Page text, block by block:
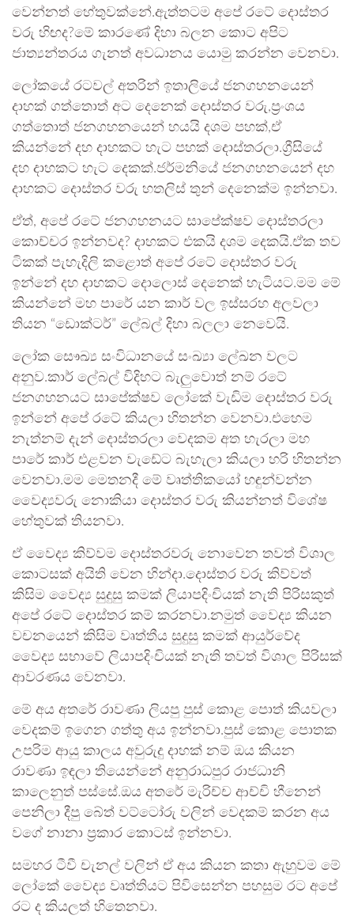
වෙන්නත් හේතුවක්නේ.ඇත්තටම අපේ රටේ දොස්තර
වරු හිඟද?මේ කාරණේ දිහා බලන කොට අපිට
ජාත්‍යන්තරය ගැනත් අවධානය යොමු කරන්න වෙනවා.
ලෝකයේ රටවල් අතරින් ඉතාලියේ ජනගහනයෙන්
දාහක් ගත්තොත් අට දෙනෙක් දොස්තර වරු,ප්‍රංශය
ගත්තොත් ජනගහනයෙන් හයයි දශම පහක්,ඒ
කියන්නේ දහ දාහකට හැට පහක් දොස්තරලා.ග්‍රීසියේ
දහ දාහකට හැට දෙකක්.ජර්මනියේ ජනගහනයෙන් දහ
දාහකට දොස්තර වරු හතලිස් තුන් දෙනෙක්ම ඉන්නවා.
ඒත්, අපේ රටේ ජනගහනයට සාපේක්ෂව දොස්තරලා
කොච්චර ඉන්නවද? දාහකට එකයි දශම දෙකයි.ඒක තව
ටිකක් පැහැදිලි කළොත් අපේ රටේ දොස්තර වරු
ඉන්නේ දහ දාහකට දොලොස් දෙනෙක් හැටියට.මම මේ
කියන්නේ මහ පාරේ යන කාර් වල ඉස්සරහ අලවලා
තියන “ඩොක්ටර්” ලේබල් දිහා බලලා නෙවෙයි.
ලෝක සෞඛ්‍ය සංවිධානයේ සංඛ්‍යා ලේඛන වලට
අනුව.කාර් ලේබල් විදිහට බැලුවොත් නම් රටේ
ජනගහනයට සාපේක්ෂව ලෝකේ වැඩිම දොස්තර වරු
ඉන්නේ අපේ රටේ කියලා හිතන්න වෙනවා.එහෙම
නැත්නම් දැන් දොස්තරලා වෙදකම අත හැරලා මහ
පාරේ කාර් එළවන වැඩේට බැහැලා කියලා හරි හිතන්න
වෙනවා.මම මෙතනදී මේ වෘත්තිකයෝ හඳුන්වන්න
වෛද්‍යවරු නොකියා දොස්තර වරු කියන්නත් විශේෂ
හේතුවක් තියනවා.
ඒ වෛද්‍ය කිව්වම දොස්තරවරු නොවෙන තවත් විශාල
කොටසක් අයිති වෙන හින්දා.දොස්තර වරු කිව්වත්
කිසිම වෛද්‍ය සුදුසු කමක් ලියාපදිංචියක් නැති පිරිසකුත්
අපේ රටේ දොස්තර කම් කරනවා.නමුත් වෛද්‍ය කියන
වචනයෙන් කිසිම වෘත්තීය සුදුසු කමක් ආයුර්වේද
වෛද්‍ය සභාවේ ලියාපදිංචියක් නැති තවත් විශාල පිරිසක්
ආවරණය වෙනවා.
මේ අය අතරේ රාවණා ලියපු පුස් කොළ පොත් කියවලා
වෙදකම් ඉගෙන ගත්තු අය ඉන්නවා.පුස් කොළ පොතක
උපරිම ආයු කාලය අවුරුදු දාහක් නම් ඔය කියන
රාවණා ඉඳලා තියෙන්නේ අනුරාධපුර රාජධානි
කාලෙනුත් පස්සේ.ඔය අතරේ මැරිච්ච ආච්චි හීනෙන්
පෙනිලා දීපු බේත් වට්ටෝරු වලින් වෙදකම් කරන අය
වගේ නානා ප්‍රකාර කොටස් ඉන්නවා.
සමහර ටීවී චැනල් වලින් ඒ අය කියන කතා ඇහුවම මේ
ලෝකේ වෛද්‍ය වෘත්තියට පිවිසෙන්න පහසුම රට අපේ
රට ද කියලත් හිතෙනවා.